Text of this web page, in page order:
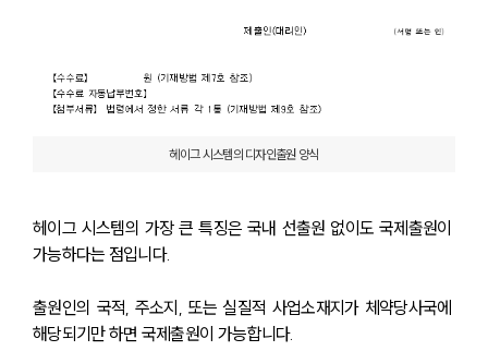
헤이그 시스템의 디자인출원 양식
헤이그 시스템의 가장 큰 특징은 국내 선출원 없이도 국제출원이
가능하다는 점입니다.
출원인의 국적, 주소지, 또는 실질적 사업소재지가 체약당사국에
해당되기만 하면 국제출원이 가능합니다.